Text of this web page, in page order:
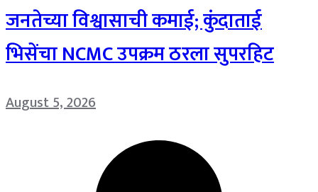
जनतेच्या विश्वासाची कमाई; कुंदाताई
भिसेंचा NCMC उपक्रम ठरला सुपरहिट
August 5, 2026